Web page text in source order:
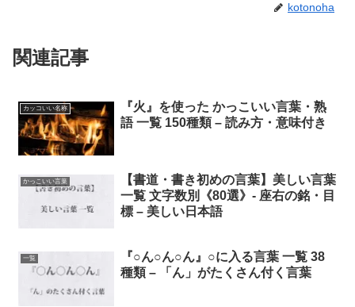
kotonoha
関連記事
カッコいい名称
『火』を使った かっこいい言葉・熟
語 一覧 150種類 – 読み方・意味付き
かっこいい言葉
【書道・書き初めの言葉】美しい言葉
一覧 文字数別《80選》- 座右の銘・目
標 – 美しい日本語
一覧
『○ん○ん○ん』○に入る言葉 一覧 38
種類 – 「ん」がたくさん付く言葉